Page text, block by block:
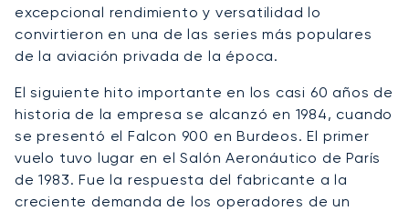
excepcional rendimiento y versatilidad lo
convirtieron en una de las series más populares
de la aviación privada de la época.
El siguiente hito importante en los casi 60 años de
historia de la empresa se alcanzó en 1984, cuando
se presentó el Falcon 900 en Burdeos. El primer
vuelo tuvo lugar en el Salón Aeronáutico de París
de 1983. Fue la respuesta del fabricante a la
creciente demanda de los operadores de un